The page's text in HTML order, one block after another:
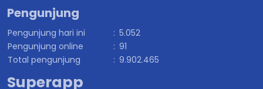
Pengunjung
Pengunjung hari ini : 5.052
Pengunjung online
: 91
Total pengunjung
: 9.902.465
Superapp